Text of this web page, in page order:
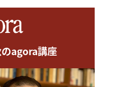
agora講座